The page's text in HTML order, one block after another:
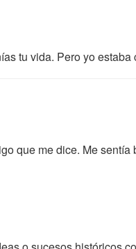
tu vida. Pero yo estaba
que me dice. Me